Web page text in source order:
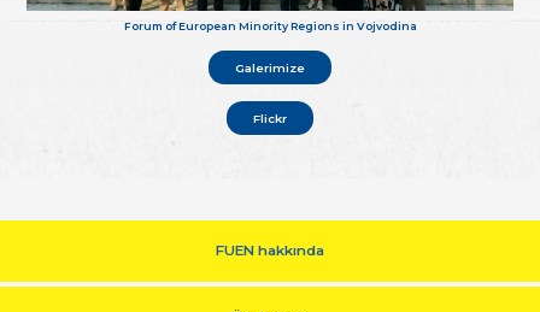
Forum of European Minority Regions in Vojvodina
Galerimize
Flickr
FUEN hakkında